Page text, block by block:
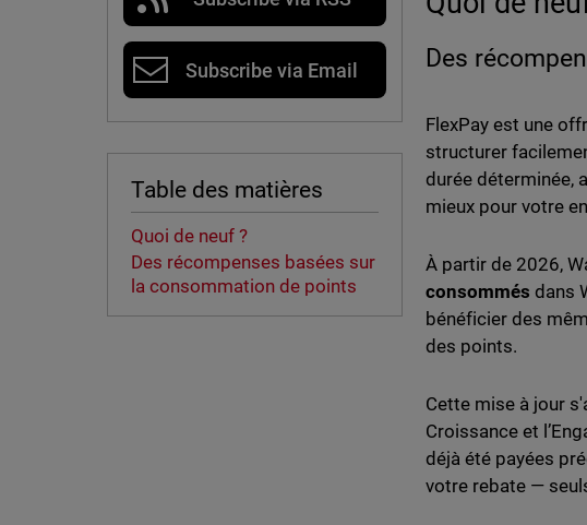
Subscribe via Email
Table des matières
Quoi de neuf ?
Des récompenses basées sur
la consommation de points
Des
FlexPay est une
structurer
durée déterminée,
mieux pour votre
À partir de 2026,
consommés dans
bénéficier des
des points.
Cette mise à jour
Croissance et
déjà été payées
votre rebate —